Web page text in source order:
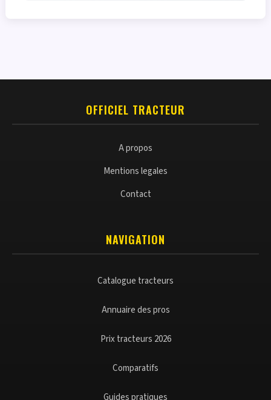
OFFICIEL TRACTEUR
A propos
Mentions legales
Contact
NAVIGATION
Catalogue tracteurs
Annuaire des pros
Prix tracteurs 2026
Comparatifs
Guides pratiques